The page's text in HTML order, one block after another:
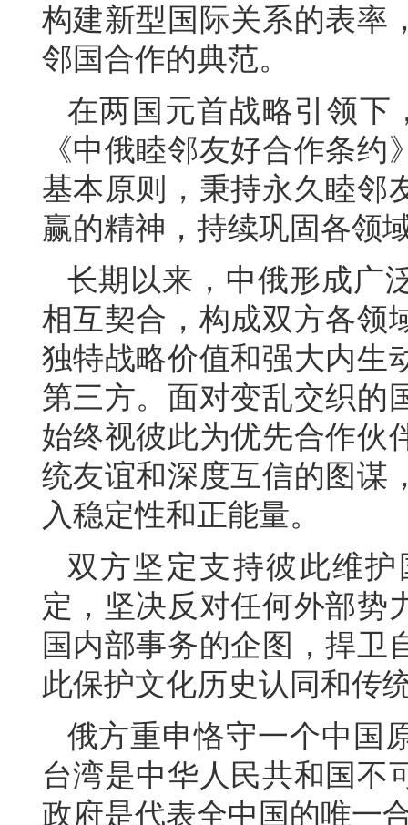
构建新型国际关系的表率
邻国合作的典范。
在两国元首战略引领下
《中俄睦邻友好合作条
基本原则，秉持永久睦邻
赢的精神，持续巩固各领
长期以来，中俄形成广
相互契合，构成双方各领
独特战略价值和强大内生
第三方。面对变乱交织的
始终视彼此为优先合作伙
统友谊和深度互信的图谋
入稳定性和正能量。
双方坚定支持彼此维
定，坚决反对任何外部势
国内部事务的企图，捍卫
此保护文化历史认同和传
俄方重申恪守一个中国
台湾是中华人民共和国不
政府是代表全中国的唯一